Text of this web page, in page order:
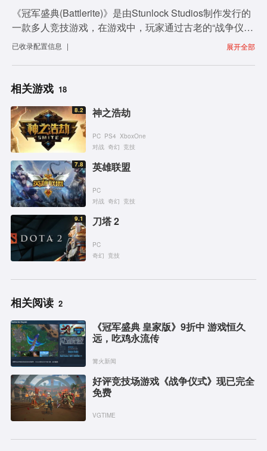
o
《冠军盛典(Battlerite)》是由Stunlock Studios制作发行的
一款多人竞技游戏，在游戏中，玩家通过古老的“战争仪
式”就能解锁新的能力和力量，选择不同的战争仪式来应付
游戏最大的特色是加入了“子弹时间”这一独特的系统，当
有人死亡时，一切都将在慢动作中运行，为玩家清楚第展
现精彩瞬间。另外，游戏还有一个粉丝系统，获得胜利的
玩家将成为游戏里面的超级巨星，在击杀玩家的时候将会
获得独特效果。
已收录配置信息 | 展开全部
相关游戏 18
8.2 神之浩劫
PC PS4 XboxOne
对战 奇幻 竞技
7.8 英雄联盟
PC
对战 奇幻 竞技
9.1 刀塔 2
PC
奇幻 竞技
相关阅读 2
《冠军盛典 皇家版》9折中 游戏恒久
远，吃鸡永流传
篝火新闻
好评竞技场游戏《战争仪式》现已完全
免费
VGTIME